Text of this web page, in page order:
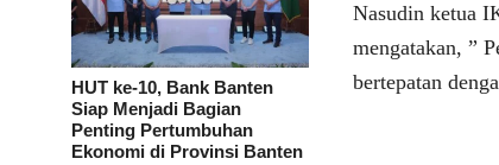
HUT ke-10, Bank Banten
Siap Menjadi Bagian
Penting Pertumbuhan
Ekonomi di Provinsi Banten
Nasudin ketua
mengatakan, ”
bertepatan